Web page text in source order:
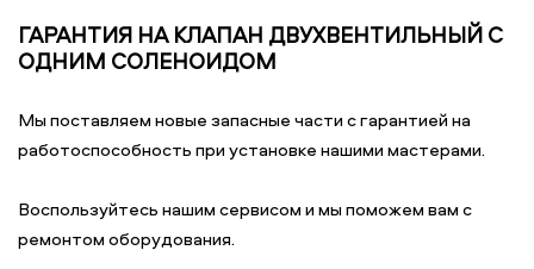
ГАРАНТИЯ НА КЛАПАН ДВУХВЕНТИЛЬНЫЙ С
ОДНИМ СОЛЕНОИДОМ
Мы поставляем новые запасные части с гарантией на
работоспособность при установке нашими мастерами.
Воспользуйтесь нашим сервисом и мы поможем вам с
ремонтом оборудования.